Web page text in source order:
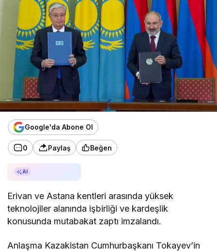
Google'da Abone Ol
0 Paylaş Beğen
AI
Erivan ve Astana kentleri arasında yüksek
teknolojiler alanında işbirliği ve kardeşlik
konusunda mutabakat zaptı imzalandı.
Anlaşma Kazakistan Cumhurbaşkanı Tokayev’in